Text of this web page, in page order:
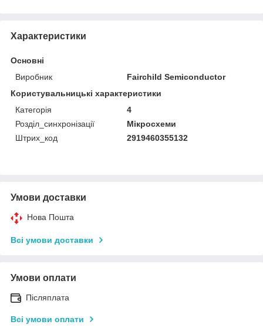
Характеристики
Основні
Виробник
Fairchild Semiconductor
Користувальницькі характеристики
Категорія
4
Розділ_синхронізації
Мікросхеми
Штрих_код
2919460355132
Умови доставки
Нова Пошта
Всі умови доставки
Умови оплати
Післяплата
Всі умови оплати